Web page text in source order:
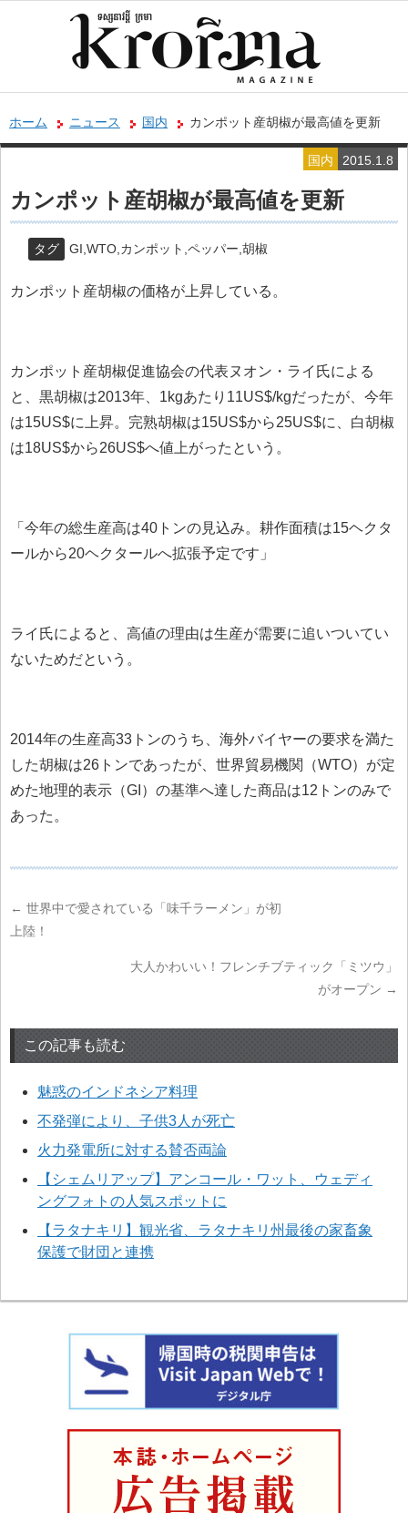
ホーム ニュース 国内 カンポット産胡椒が最高値を更新
2015.1.8
国内
カンポット産胡椒が最高値を更新
タグ GI WTO カンポット ペッパー 胡椒
カンポット産胡椒の価格が上昇している。
カンポット産胡椒促進協会の代表ヌオン・ライ氏による
と、黒胡椒は2013年、1kgあたり11US$/kgだったが、今年
は15US$に上昇。完熟胡椒は15US$から25US$に、白胡椒
は18US$から26US$へ値上がったという。
「今年の総生産高は40トンの見込み。耕作面積は15ヘクタ
ールから20ヘクタールへ拡張予定です」
ライ氏によると、高値の理由は生産が需要に追いついてい
ないためだという。
2014年の生産高33トンのうち、海外バイヤーの要求を満た
した胡椒は26トンであったが、世界貿易機関（WTO）が定
めた地理的表示（GI）の基準へ達した商品は12トンのみで
あった。
← 世界中で愛されている「味千ラーメン」が初
上陸！
大人かわいい！フレンチブティック「ミツウ」
がオープン →
この記事も読む
魅惑のインドネシア料理
不発弾により、子供3人が死亡
火力発電所に対する賛否両論
【シェムリアップ】アンコール・ワット、ウェディ
ングフォトの人気スポットに
【ラタナキリ】観光省、ラタナキリ州最後の家畜象
保護で財団と連携